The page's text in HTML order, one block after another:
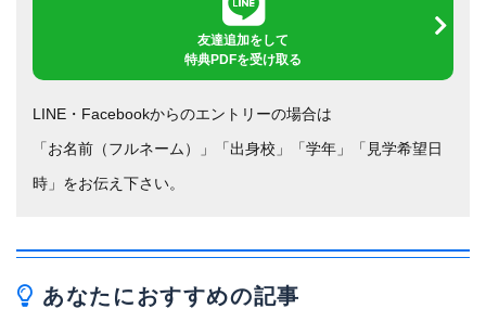
友達追加をして
特典PDFを受け取る
LINE・Facebookからのエントリーの場合は
「お名前（フルネーム）」「出身校」「学年」「見学希望日
時」をお伝え下さい。
あなたにおすすめの記事